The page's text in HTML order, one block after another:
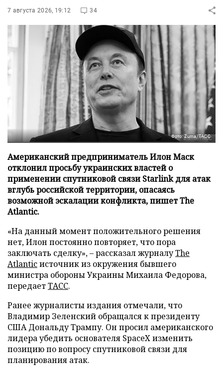
7 августа 2026, 19:12 34
Фото: Zuma/ТАСС
Американский предприниматель Илон Маск
отклонил просьбу украинских властей о
применении спутниковой связи Starlink для атак
вглубь российской территории, опасаясь
возможной эскалации конфликта, пишет The
Atlantic.
«На данный момент положительного решения
нет, Илон постоянно повторяет, что пора
заключать сделку», – рассказал журналуThe
Atlanticисточник из окружения бывшего
министра обороны Украины Михаила Федорова,
передаетТАСС.
Ранее журналисты издания отмечали, что
Владимир Зеленский обращался к президенту
США Дональду Трампу. Он просил американского
лидера убедить основателя SpaceX изменить
позицию по вопросу спутниковой связи для
планирования атак.